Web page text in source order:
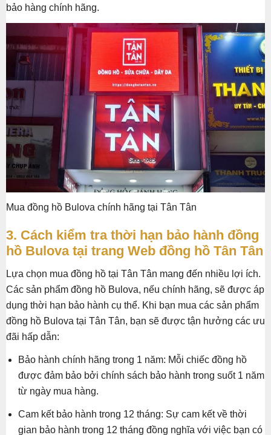
bảo hàng chính hãng.
Mua đồng hồ Bulova chính hãng tại Tân Tân
3. Cách kiểm tra thời hạn bảo hành đồng
hồ Bulova tại trang Web đồng hồ Tân Tân
Lựa chọn mua đồng hồ tại Tân Tân mang đến nhiều lợi ích.
Các sản phẩm đồng hồ Bulova, nếu chính hãng, sẽ được áp
dụng thời hạn bảo hành cụ thể. Khi bạn mua các sản phẩm
đồng hồ Bulova tại Tân Tân, bạn sẽ được tận hưởng các ưu
đãi hấp dẫn:
Bảo hành chính hãng trong 1 năm: Mỗi chiếc đồng hồ
được đảm bảo bởi chính sách bảo hành trong suốt 1 năm
từ ngày mua hàng.
Cam kết bảo hành trong 12 tháng: Sự cam kết về thời
gian bảo hành trong 12 tháng đồng nghĩa với việc bạn có